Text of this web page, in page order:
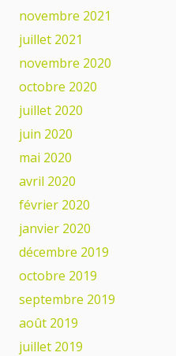
novembre 2021
juillet 2021
novembre 2020
octobre 2020
juillet 2020
juin 2020
mai 2020
avril 2020
février 2020
janvier 2020
décembre 2019
octobre 2019
septembre 2019
août 2019
juillet 2019